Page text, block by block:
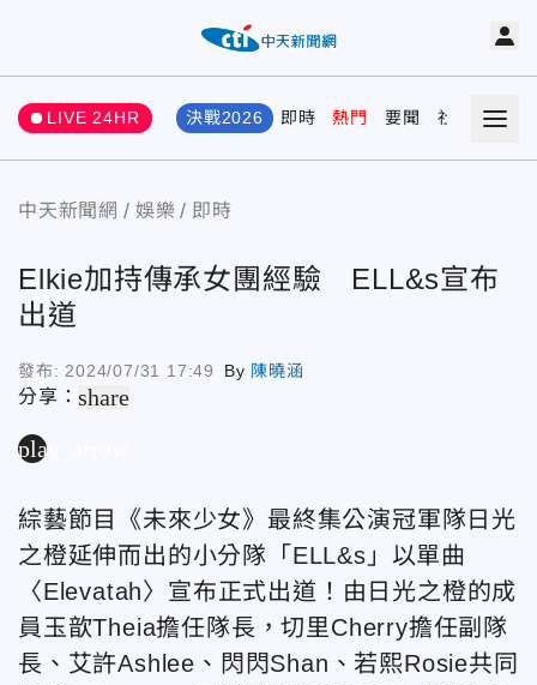
LIVE 24HR 決戰2026 即時 熱門 要聞 社會 娛樂
中天新聞網 娛樂 即時
Elkie加持傳承女團經驗 ELL&s宣布
出道
發布: 2024/07/31 17:49 By 陳曉涵
分享：share
play_arrow
綜藝節目《未來少女》最終集公演冠軍隊日光
之橙延伸而出的小分隊「ELL&s」以單曲
〈Elevatah〉宣布正式出道！由日光之橙的成
員玉歆Theia擔任隊長，切里Cherry擔任副隊
長、艾許Ashlee、閃閃Shan、若熙Rosie共同